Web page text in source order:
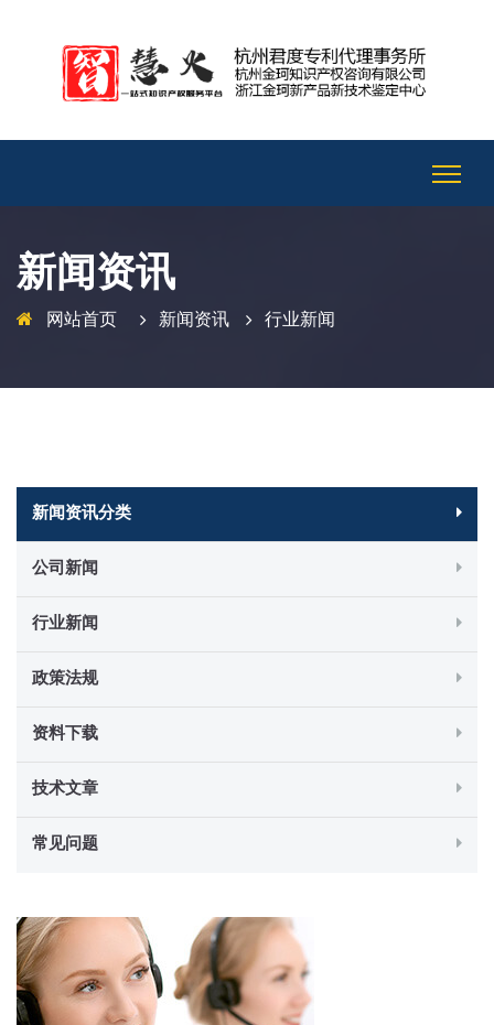
新闻资讯
网站首页 新闻资讯 行业新闻
新闻资讯分类
公司新闻
行业新闻
政策法规
资料下载
技术文章
常见问题